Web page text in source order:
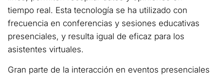
tiempo real. Esta tecnología se ha utilizado con
frecuencia en conferencias y sesiones educativas
presenciales, y resulta igual de eficaz para los
asistentes virtuales.
Gran parte de la interacción en eventos presenciales